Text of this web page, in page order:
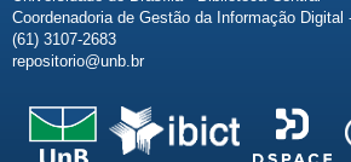
Coordenadoria de Gestão da Informação Digital
(61) 3107-2683
repositorio@unb.br